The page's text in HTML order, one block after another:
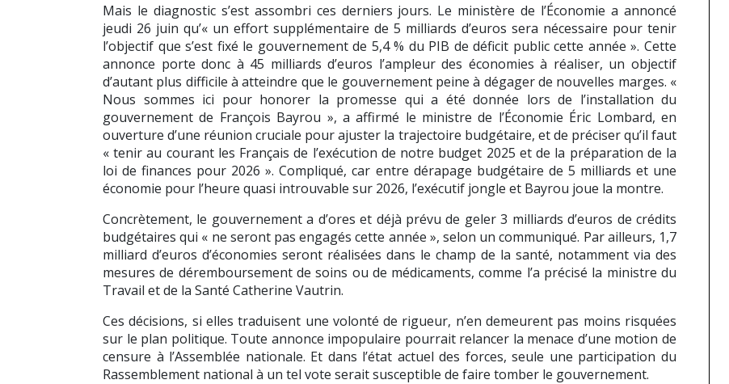
Mais le diagnostic s’est assombri ces derniers jours. Le ministère de l’Économie a annoncé
jeudi 26 juin qu’« un effort supplémentaire de 5 milliards d’euros sera nécessaire pour tenir
l’objectif que s’est fixé le gouvernement de 5,4 % du PIB de déficit public cette année ». Cette
annonce porte donc à 45 milliards d’euros l’ampleur des économies à réaliser, un objectif
d’autant plus difficile à atteindre que le gouvernement peine à dégager de nouvelles marges. «
Nous sommes ici pour honorer la promesse qui a été donnée lors de l’installation du
gouvernement de François Bayrou », a affirmé le ministre de l’Économie Éric Lombard, en
ouverture d’une réunion cruciale pour ajuster la trajectoire budgétaire, et de préciser qu’il faut
« tenir au courant les Français de l’exécution de notre budget 2025 et de la préparation de la
loi de finances pour 2026 ». Compliqué, car entre dérapage budgétaire de 5 milliards et une
économie pour l’heure quasi introuvable sur 2026, l’exécutif jongle et Bayrou joue la montre.
Concrètement, le gouvernement a d’ores et déjà prévu de geler 3 milliards d’euros de crédits
budgétaires qui « ne seront pas engagés cette année », selon un communiqué. Par ailleurs, 1,7
milliard d’euros d’économies seront réalisées dans le champ de la santé, notamment via des
mesures de déremboursement de soins ou de médicaments, comme l’a précisé la ministre du
Travail et de la Santé Catherine Vautrin.
Ces décisions, si elles traduisent une volonté de rigueur, n’en demeurent pas moins risquées
sur le plan politique. Toute annonce impopulaire pourrait relancer la menace d’une motion de
censure à l’Assemblée nationale. Et dans l’état actuel des forces, seule une participation du
Rassemblement national à un tel vote serait susceptible de faire tomber le gouvernement.